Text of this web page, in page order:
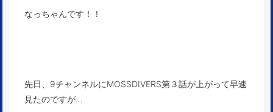
なっちゃんです！！
先日、9チャンネルにMOSSDIVERS第３話が上がって早速
見たのですが…